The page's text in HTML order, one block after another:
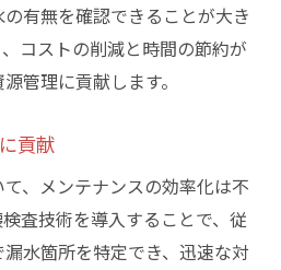
有無を確認できることが大き
コストの削減と時間の節約が
管理に貢献します。
貢献
、メンテナンスの効率化は不
査技術を導入することで、従
水箇所を特定でき、迅速な対